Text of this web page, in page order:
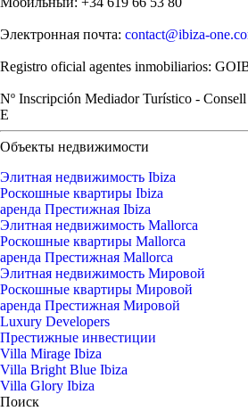
Электронная почта: contact@ibiza-
Registro oficial agentes inmobiliarios:
Nº Inscripción Mediador Turístico -
E
Объекты недвижимости
Элитная недвижимость Ibiza
Роскошные квартиры Ibiza
аренда Престижная Ibiza
Элитная недвижимость Mallorca
Роскошные квартиры Mallorca
аренда Престижная Mallorca
Элитная недвижимость Мировой
Роскошные квартиры Мировой
аренда Престижная Мировой
Luxury Developers
Престижные инвестиции
Villa Mirage Ibiza
Villa Bright Blue Ibiza
Villa Glory Ibiza
Поиск